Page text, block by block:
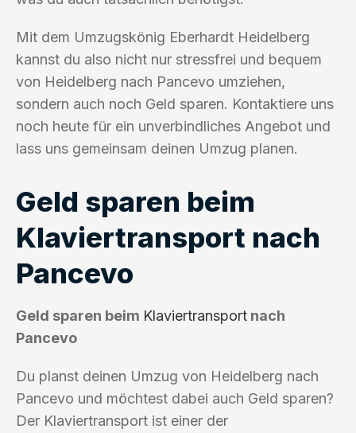
Mit dem Umzugskönig Eberhardt Heidelberg
kannst du also nicht nur stressfrei und bequem
von Heidelberg nach Pancevo umziehen,
sondern auch noch Geld sparen. Kontaktiere uns
noch heute für ein unverbindliches Angebot und
lass uns gemeinsam deinen Umzug planen.
Geld sparen beim
Klaviertransport nach
Pancevo
Geld sparen beim Klaviertransport nach
Pancevo
Du planst deinen Umzug von Heidelberg nach
Pancevo und möchtest dabei auch Geld sparen?
Der Klaviertransport ist einer der